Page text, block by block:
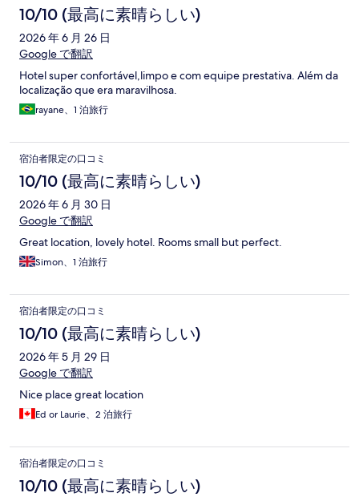
10/10 (最高に素晴らしい)
2026 年 6 月 26 日
Google で翻訳
Hotel super confortável,limpo e com equipe prestativa. Além da
localização que era maravilhosa.
rayane、1 泊旅行
宿泊者限定の口コミ
10/10 (最高に素晴らしい)
2026 年 6 月 30 日
Google で翻訳
Great location, lovely hotel. Rooms small but perfect.
Simon、1 泊旅行
宿泊者限定の口コミ
10/10 (最高に素晴らしい)
2026 年 5 月 29 日
Google で翻訳
Nice place great location
Ed or Laurie、2 泊旅行
宿泊者限定の口コミ
10/10 (最高に素晴らしい)